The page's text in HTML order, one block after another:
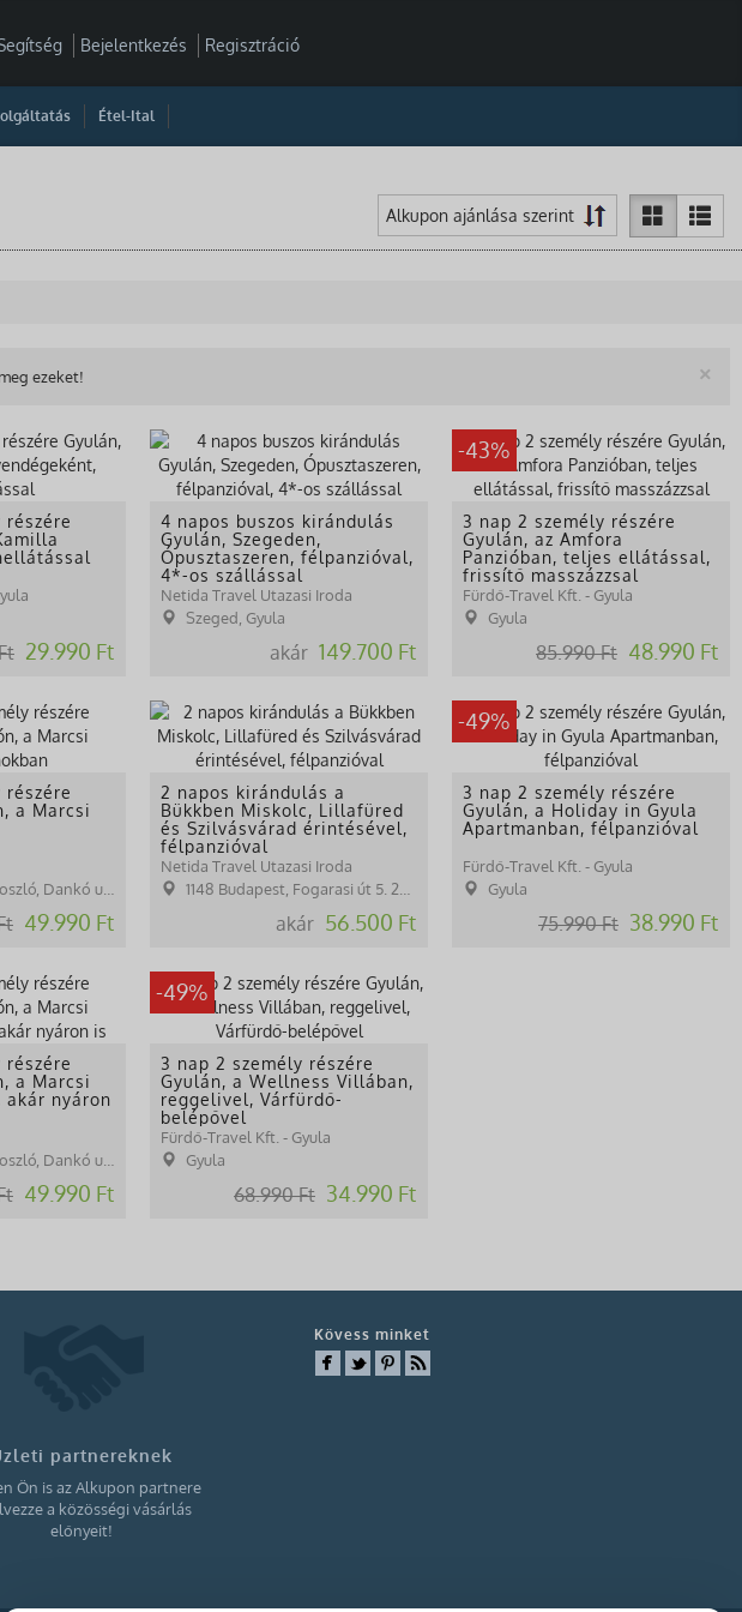
Bejelentkezés Regisztráció
Étel-Ital
×
ezeket!
részére
29.990 Ft
4 napos buszos kirándulás
Gyulán, Szegeden,
Ópusztaszeren, félpanzióval,
4*-os szállással
Netida Travel Utazasi Iroda
Szeged, Gyula
akár 149.700 Ft
-43%
3 nap 2 személy részére
Gyulán, az Amfora
Panzióban, teljes ellátással,
frissítő masszázzsal
Fürdő-Travel Kft. - Gyula
Gyula
85.990 Ft 48.990 Ft
részére
a Marcsi
Dankó u. 26.
49.990 Ft
2 napos kirándulás a
Bükkben Miskolc, Lillafüred
és Szilvásvárad érintésével,
félpanzióval
Netida Travel Utazasi Iroda
1148 Budapest, Fogarasi út 5. 27. ép.( (NINCS SZEMÉLYES ÜGYFÉLFOGADÁS)
akár 56.500 Ft
-49%
3 nap 2 személy részére
Gyulán, a Holiday in Gyula
Apartmanban, félpanzióval
Fürdő-Travel Kft. - Gyula
Gyula
75.990 Ft 38.990 Ft
részére
a Marcsi
akár nyáron
Dankó u. 26.
49.990 Ft
-49%
3 nap 2 személy részére
Gyulán, a Wellness Villában,
reggelivel, Várfürdő-
belépővel
Fürdő-Travel Kft. - Gyula
Gyula
68.990 Ft 34.990 Ft
partnereknek
Ön is az Alkupon partnere
a közösségi vásárlás
előnyeit!
Kövess minket